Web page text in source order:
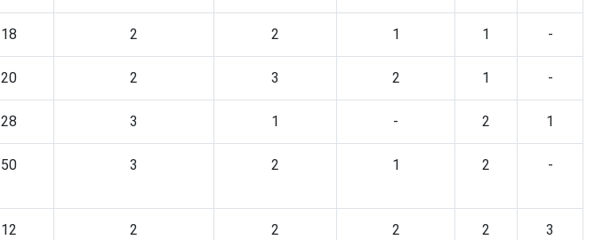
18 2 2 1 1 -
20 2 3 2 1 -
28 3 1 - 2 1
50 3 2 1 2 -
12 2 2 2 2 3